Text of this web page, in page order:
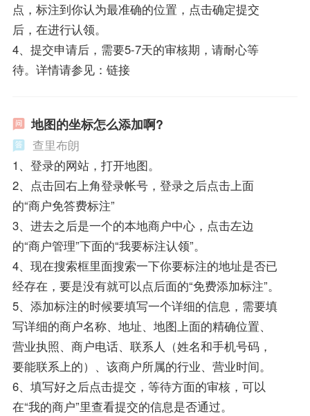
点，标注到你认为最准确的位置，点击确定提交
后，在进行认领。
4、提交申请后，需要5-7天的审核期，请耐心等
待。详情请参见：链接
地图的坐标怎么添加啊?
查里布朗
1、登录的网站，打开地图。
2、点击回右上角登录帐号，登录之后点击上面
的“商户免答费标注”
3、进去之后是一个的本地商户中心，点击左边
的“商户管理”下面的“我要标注认领”。
4、现在搜索框里面搜索一下你要标注的地址是否已
经存在，要是没有就可以点后面的“免费添加标注”。
5、添加标注的时候要填写一个详细的信息，需要填
写详细的商户名称、地址、地图上面的精确位置、
营业执照、商户电话、联系人（姓名和手机号码，
要能联系上的）、该商户所属的行业、营业时间。
6、填写好之后点击提交，等待方面的审核，可以
在“我的商户”里查看提交的信息是否通过。